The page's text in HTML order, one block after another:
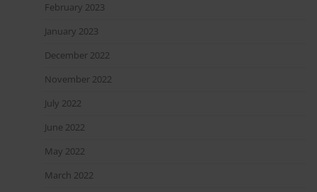
February 2023
January 2023
December 2022
November 2022
July 2022
June 2022
May 2022
March 2022